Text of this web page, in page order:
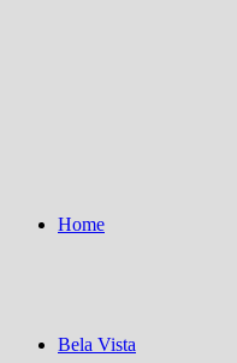
Home
Bela Vista